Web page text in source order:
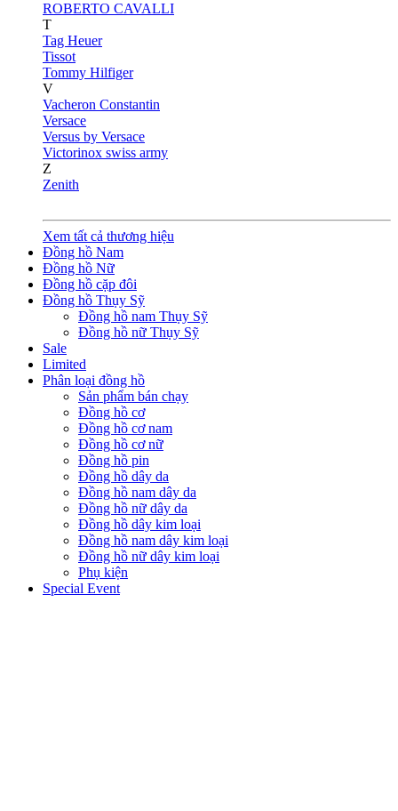
ROBERTO CAVALLI
T
Tag Heuer
Tissot
Tommy Hilfiger
V
Vacheron Constantin
Versace
Versus by Versace
Victorinox swiss army
Z
Zenith
Xem tất cả thương hiệu
Đồng hồ Nam
Đồng hồ Nữ
Đồng hồ cặp đôi
Đồng hồ Thụy Sỹ
Đồng hồ nam Thụy Sỹ
Đồng hồ nữ Thụy Sỹ
Sale
Limited
Phân loại đồng hồ
Sản phẩm bán chạy
Đồng hồ cơ
Đồng hồ cơ nam
Đồng hồ cơ nữ
Đồng hồ pin
Đồng hồ dây da
Đồng hồ nam dây da
Đồng hồ nữ dây da
Đồng hồ dây kim loại
Đồng hồ nam dây kim loại
Đồng hồ nữ dây kim loại
Phụ kiện
Special Event